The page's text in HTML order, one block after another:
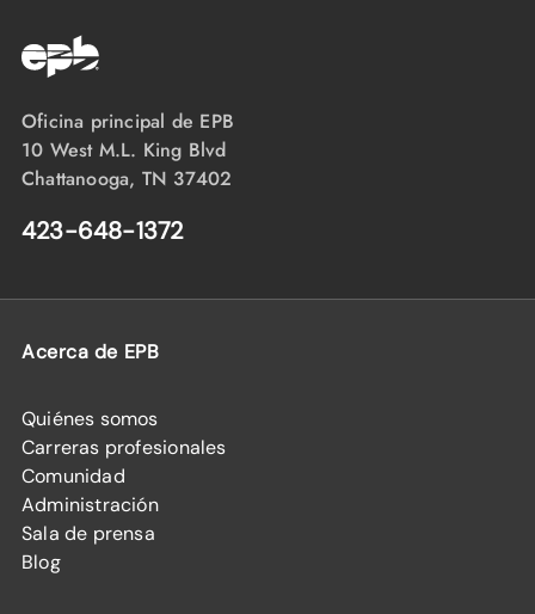
Oficina principal de EPB
10 West M.L. King Blvd
Chattanooga, TN 37402
423-648-1372
Acerca de EPB
Quiénes somos
Carreras profesionales
Comunidad
Administración
Sala de prensa
Blog